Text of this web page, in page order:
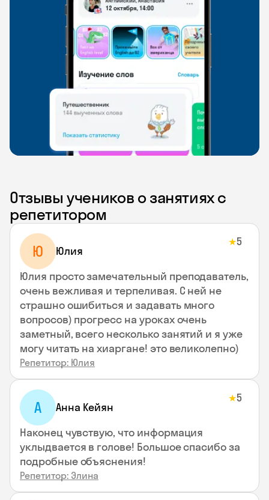
Отзывы учеников о занятиях с
репетитором
Ю Юлия
★5
Юлия просто замечательный преподаватель,
очень вежливая и терпеливая. С ней не
страшно ошибиться и задавать много
вопросов) прогресс на уроках очень
заметный, всего несколько занятий и я уже
могу читать на хиаргане! это великолепно)
Репетитор: Юлия
А Анна Кейян
★5
Наконец чувствую, что информация
уклыдвается в голове! Большое спасибо за
подробные объяснения!
Репетитор: Элина